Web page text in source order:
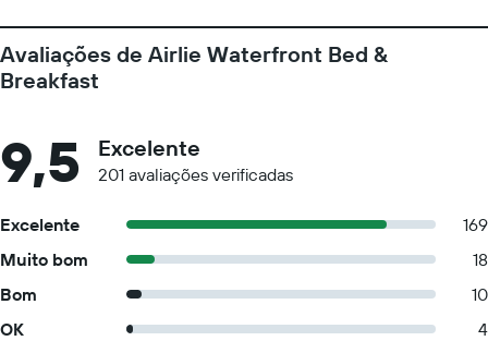
Avaliações de Airlie Waterfront Bed &
Breakfast
9,5 Excelente
201 avaliações verificadas
Excelente
169
Muito bom
18
Bom
10
OK
4